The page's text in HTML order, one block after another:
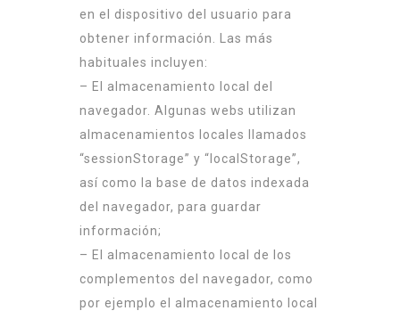
en el dispositivo del usuario para
obtener información. Las más
habituales incluyen:
– El almacenamiento local del
navegador. Algunas webs utilizan
almacenamientos locales llamados
“sessionStorage” y “localStorage”,
así como la base de datos indexada
del navegador, para guardar
información;
– El almacenamiento local de los
complementos del navegador, como
por ejemplo el almacenamiento local